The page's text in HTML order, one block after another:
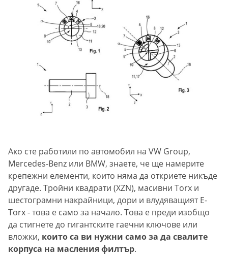
Ако сте работили по автомобил на VW Group,
Mercedes-Benz или BMW, знаете, че ще намерите
крепежни елементи, които няма да откриете никъде
другаде. Тройни квадрати (XZN), масивни Torx и
шестограмни накрайници, дори и влудяващият E-
Torx - това е само за начало. Това е преди изобщо
да стигнете до гигантските гаечни ключове или
вложки, които са ви нужни само за да свалите
корпуса на масления филтър.